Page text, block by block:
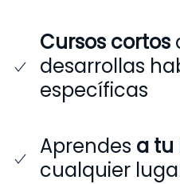
Cursos cortos
desarrollas
específicas
Aprendes a tu
cualquier